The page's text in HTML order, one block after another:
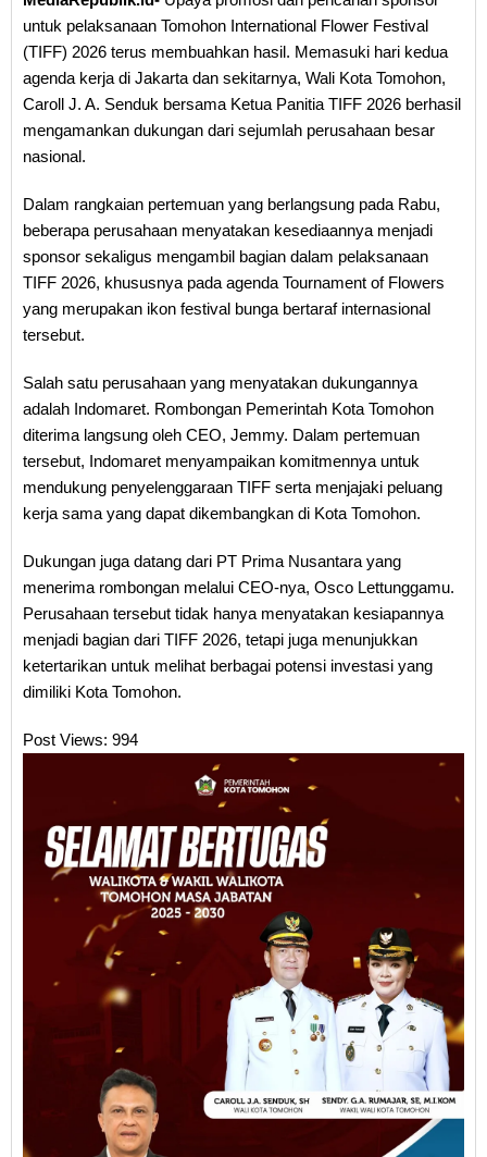
untuk pelaksanaan Tomohon International Flower Festival
(TIFF) 2026 terus membuahkan hasil. Memasuki hari kedua
agenda kerja di Jakarta dan sekitarnya, Wali Kota Tomohon,
Caroll J. A. Senduk bersama Ketua Panitia TIFF 2026 berhasil
mengamankan dukungan dari sejumlah perusahaan besar
nasional.
Dalam rangkaian pertemuan yang berlangsung pada Rabu,
beberapa perusahaan menyatakan kesediaannya menjadi
sponsor sekaligus mengambil bagian dalam pelaksanaan
TIFF 2026, khususnya pada agenda Tournament of Flowers
yang merupakan ikon festival bunga bertaraf internasional
tersebut.
Salah satu perusahaan yang menyatakan dukungannya
adalah Indomaret. Rombongan Pemerintah Kota Tomohon
diterima langsung oleh CEO, Jemmy. Dalam pertemuan
tersebut, Indomaret menyampaikan komitmennya untuk
mendukung penyelenggaraan TIFF serta menjajaki peluang
kerja sama yang dapat dikembangkan di Kota Tomohon.
Dukungan juga datang dari PT Prima Nusantara yang
menerima rombongan melalui CEO-nya, Osco Lettunggamu.
Perusahaan tersebut tidak hanya menyatakan kesiapannya
menjadi bagian dari TIFF 2026, tetapi juga menunjukkan
ketertarikan untuk melihat berbagai potensi investasi yang
dimiliki Kota Tomohon.
Post Views: 994